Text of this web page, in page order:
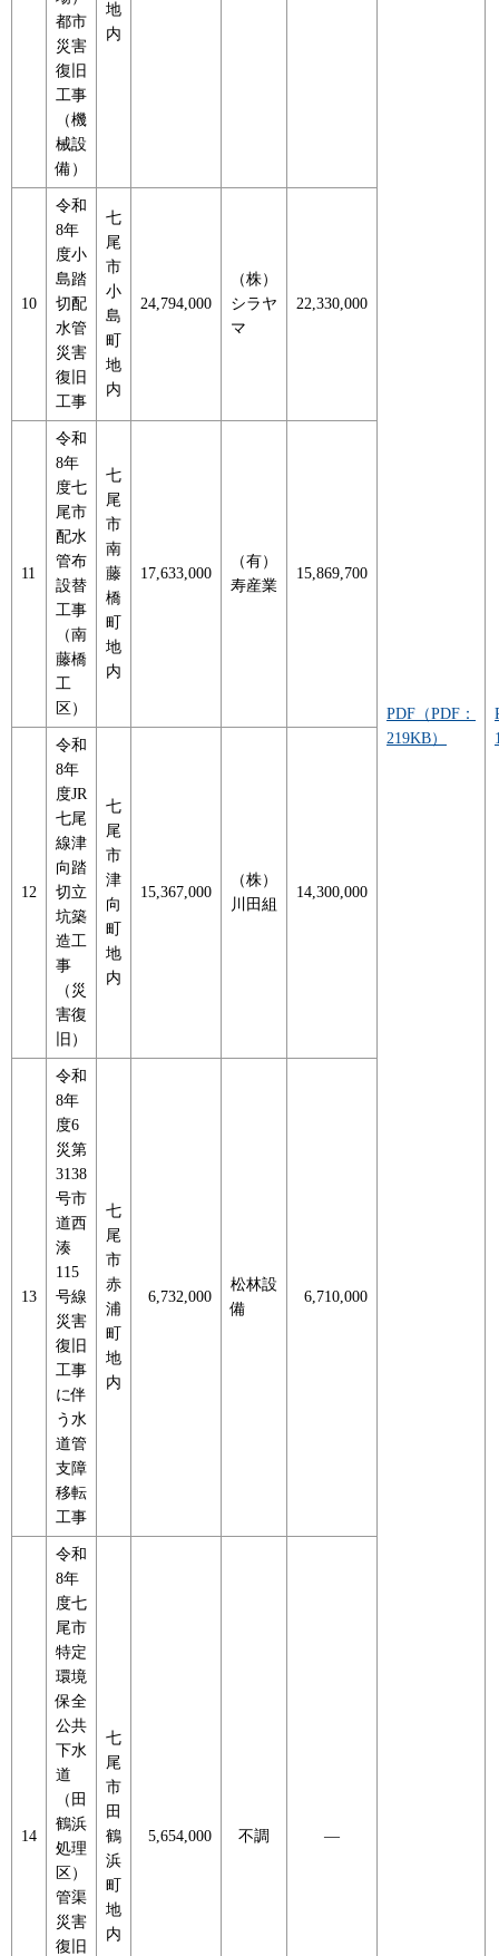
PDF（PDF：
219KB）
都市
災害
復旧
工事
（機
械設
備）
地
内
10
令和
8年
度小
島踏
切配
水管
災害
復旧
工事
七
尾
市
小
島
町
地
内
24,794,000
（株）
シラヤ
マ
22,330,000
11
令和
8年
度七
尾市
配水
管布
設替
工事
（南
藤橋
工
区）
七
尾
市
南
藤
橋
町
地
内
17,633,000
（有）
寿産業
15,869,700
12
令和
8年
度JR
七尾
線津
向踏
切立
坑築
造工
事
（災
害復
旧）
七
尾
市
津
向
町
地
内
15,367,000
（株）
川田組
14,300,000
13
令和
8年
度6
災第
3138
号市
道西
湊
115
号線
災害
復旧
工事
に伴
う水
道管
支障
移転
工事
七
尾
市
赤
浦
町
地
内
6,732,000
松林設
備
6,710,000
14
令和
8年
度七
尾市
特定
環境
保全
公共
下水
道
（田
鶴浜
処理
区）
管渠
災害
復旧
七
尾
市
田
鶴
浜
町
地
内
5,654,000 不調 ―